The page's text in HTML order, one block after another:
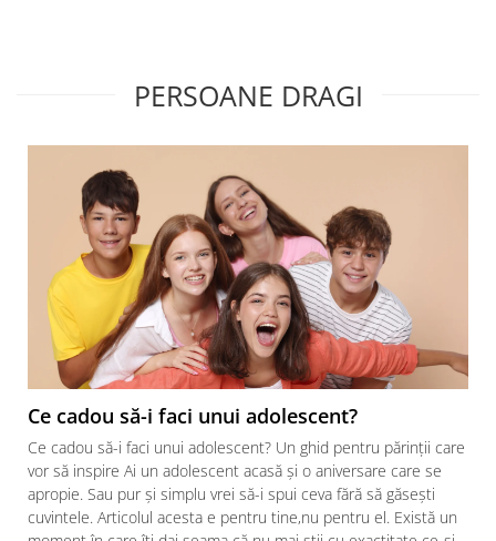
PERSOANE DRAGI
Ce cadou să-i faci unui adolescent?
Ce cadou să-i faci unui adolescent? Un ghid pentru părinții care
vor să inspire Ai un adolescent acasă și o aniversare care se
apropie. Sau pur și simplu vrei să-i spui ceva fără să găsești
cuvintele. Articolul acesta e pentru tine,nu pentru el. Există un